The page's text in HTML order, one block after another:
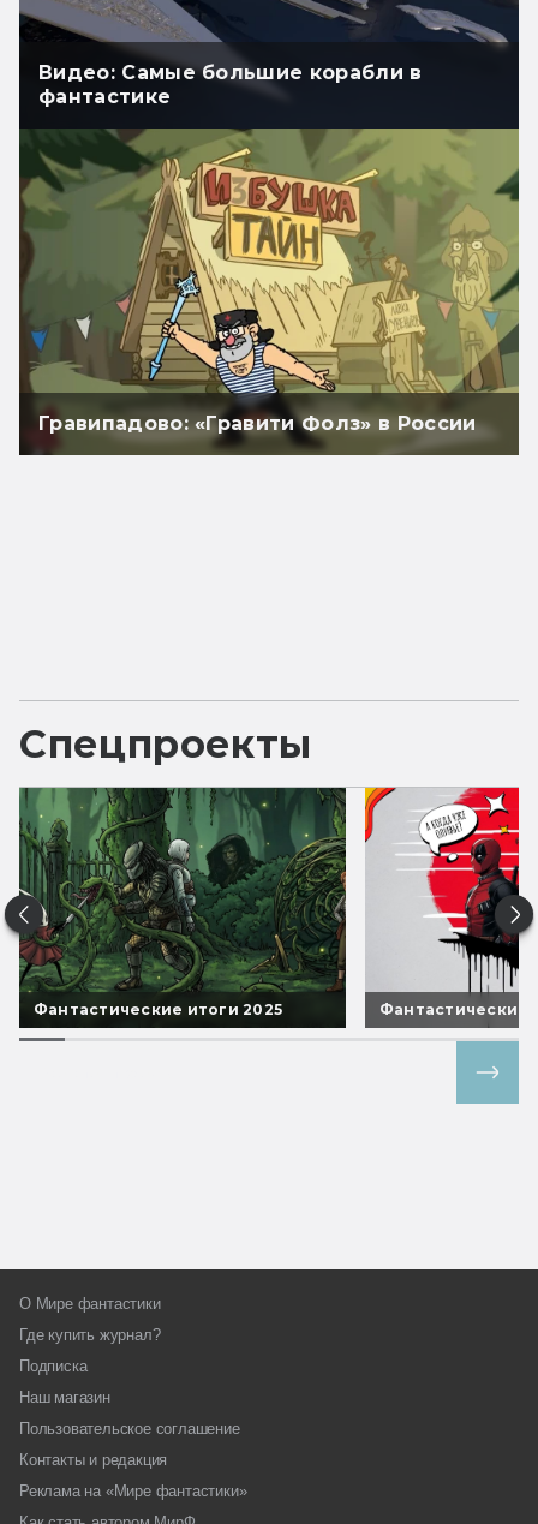
Видео: Самые большие корабли в
фантастике
Гравипадово: «Гравити Фолз» в России
Спецпроекты
Фантастические итоги 2025 Фантастические
О Мире фантастики
Где купить журнал?
Подписка
Наш магазин
Пользовательское соглашение
Контакты и редакция
Реклама на «Мире фантастики»